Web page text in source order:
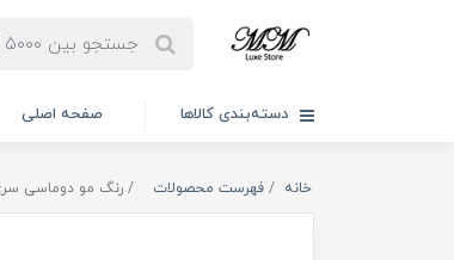
دسته‌بندی کالاها صفحه اصلی
خانه فهرست محصولات رنگ مو دوماسی سری دودی کد 9.1